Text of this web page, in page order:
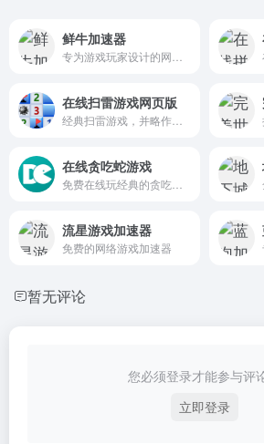
鲜牛加速器
在线扫雷游戏网页版
在线贪吃蛇游戏
流星游戏加速器
免费的网络游戏加速器
暂无评论
您必须登录才能参与评
立即登录